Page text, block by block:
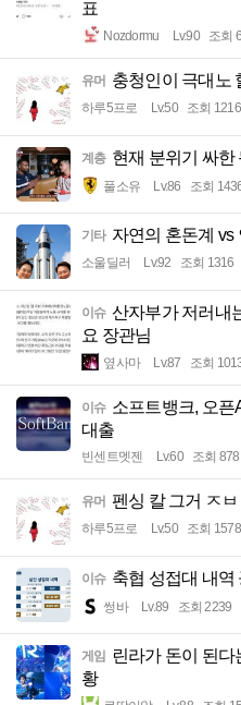
표
Nozdormu Lv.90 조회
유머 충청인이 극대노
하루5프로 Lv.50 조회 1216
계층 현재 분위기 싸한
풀소유 Lv.86 조회
기타 자연의 혼돈계 vs
소울딜러 Lv.92 조회 1316
이슈 산자부가 저러내
요 장관님
옆사마 Lv.87 조회
이슈 소프트뱅크, 오픈
대출
빈센트멧젠 Lv.60 조회 878
유머 펜싱 칼 그거 ㅈ
하루5프로 Lv.50 조회 1578
이슈 축협 성접대 내역
썽바 Lv.89 조회 2239
게임
린라가 돈이 된
황